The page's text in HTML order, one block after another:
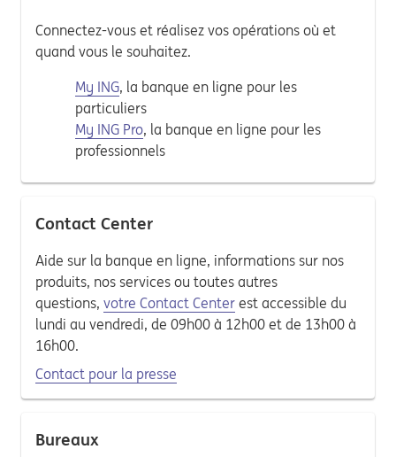
Connectez-vous et réalisez vos opérations où et
quand vous le souhaitez.
My ING, la banque en ligne pour les
particuliers
My ING Pro, la banque en ligne pour les
professionnels
Contact Center
Aide sur la banque en ligne, informations sur nos
produits, nos services ou toutes autres
questions, votre Contact Center est accessible du
lundi au vendredi, de 09h00 à 12h00 et de 13h00 à
16h00.
Contact pour la presse
Bureaux